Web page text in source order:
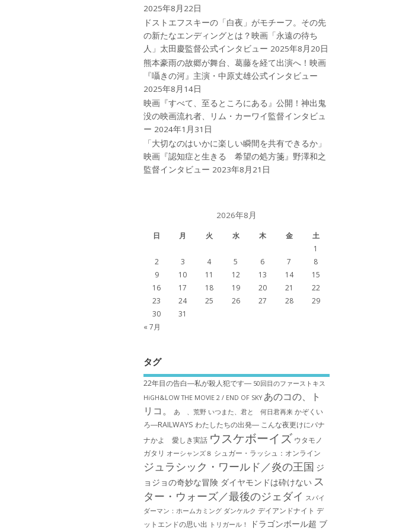
2025年8月22日
ドストエフスキーの「白夜」がモチーフ。その先
の新たなエンディングとは？映画「永遠の待ち
人」太田慶監督公式インタビュー 2025年8月20日
熊本豪雨の故郷が舞台、葛藤を経て出演へ！映画
『囁きの河』主演・中原丈雄公式インタビュー
2025年8月14日
映画『すべて、至るところにある』公開！神出鬼
没の映画流れ者、リム・カーワイ監督インタビュ
ー 2024年1月31日
「大切なのはいかに楽しい瞬間を共有できるか」
映画『認知症と生きる 希望の処方箋』野澤和之
監督インタビュー 2023年8月21日
2026年8月
日 月 火 水 木 金
土
1
2
3 4 5 6 7
8
9
10 11 12 13 14
15
16
17 18 19 20 21
22
23
24 25 26 27 28
29
30
31
« 7月
タグ
22年目の告白―私が殺人犯です― 50回目のファーストキス
HiGH&LOW THE MOVIE 2 / END OF SKY あのコの、ト
リコ。
あゝ、荒野 いつまた、君と 何日君再来 かぞくい
ろ―RAILWAYS わたしたちの出発― こんな夜更けにバナ
ナかよ 愛しき実話 ウスケボーイズ ウタモノ
ガタリ オーシャンズ８ シュガー・ラッシュ：オ​ンライン
ジュラシック・ワールド／炎の王国 ジ
ョジョの奇妙な冒険 ダイヤモンドは砕けない ス
ター・ウォーズ／最後のジェダイ スパイ
ダーマン：ホームカミング ダンケルク デイアンドナイト デ
ットエンドの思い出
トリガール！ ドラゴンボール超 ブ